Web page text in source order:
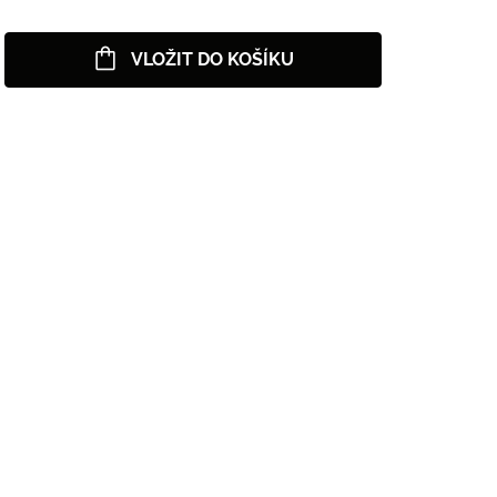
VLOŽIT DO KOŠÍKU